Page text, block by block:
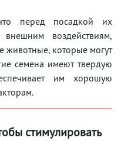
перед посадкой их
воздействиям,
животные, которые могут
семена имеют твердую
им хорошую
стимулировать